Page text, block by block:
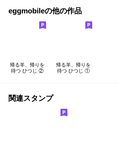
eggmobileの他の作品
帰る羊、帰りを
待つ ひつじ ②
帰る羊、帰りを
待つ ひつじ ①
関連スタンプ